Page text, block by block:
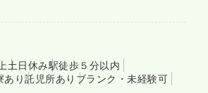
土日休み駅徒歩５分以内
あり託児所あり ブランク・未経験可